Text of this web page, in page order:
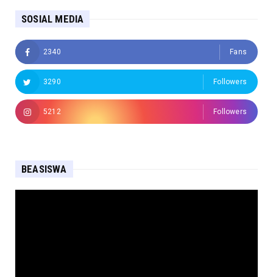
SOSIAL MEDIA
2340 Fans
3290 Followers
5212 Followers
BEASISWA